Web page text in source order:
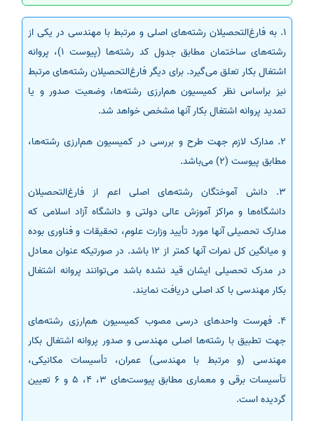
1. به فارغ‌التحصیلان رشته‌های اصلی و مرتبط با مهندسی در یکی از
رشته‌های ساختمان مطابق جدول کد رشته‌ها (پیوست 1)، پروانه
اشتغال بکار تعلق می‌گیرد. برای دیگر فارغ‌التحصیلان رشته‌های مرتبط
نیز براساس نظر کمیسیون هم‌ارزی رشته‌ها، وضعیت صدور و یا
تمدید پروانه اشتغال بکار آنها مشخص خواهد شد.
2. مدارک لازم جهت طرح و بررسی در کمیسیون هم‌ارزی رشته‌ها،
مطابق پیوست (2) می‌باشد.
3. دانش آموختگان رشته‌های اصلی اعم از فارغ‌التحصیلان
دانشگاه‌ها و مراکز آموزش عالی دولتی و دانشگاه آزاد اسلامی که
مدارک تحصیلی آنها مورد تأیید وزارت علوم، تحقیقات و فناوری بوده
و میانگین کل نمرات آنها کمتر از 12 باشد. در صورتیکه عنوان معادل
در مدرک تحصیلی ایشان قید نشده باشد می‌توانند پروانه اشتغال
بکار مهندسی با کد اصلی دریافت نمایند.
4. فهرست واحدهای درسی مصوب کمیسیون هم‌ارزی رشته‌های
جهت تطبیق با رشته‌ها اصلی مهندسی و صدور پروانه اشتغال بکار
مهندسی (و مرتبط با مهندسی) عمران، تأسیسات مکانیکی،
تأسیسات برقی و معماری مطابق پیوست‌های 3، 4، 5 و 6 تعیین
گردیده است.